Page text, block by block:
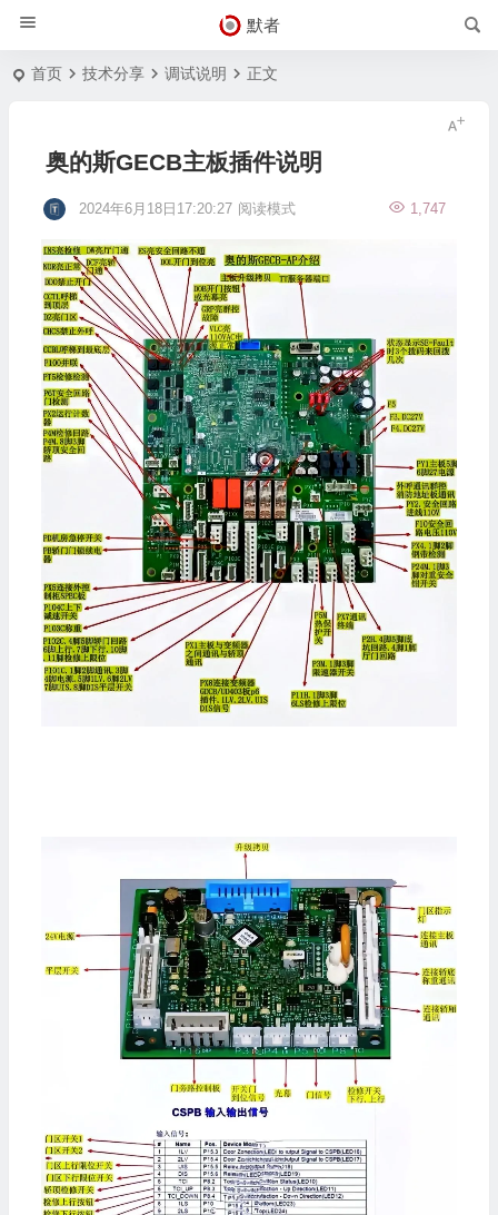
默者
首页 技术分享 调试说明 正文
奥的斯GECB主板插件说明
2024年6月18日17:20:27 1,747
阅读模式